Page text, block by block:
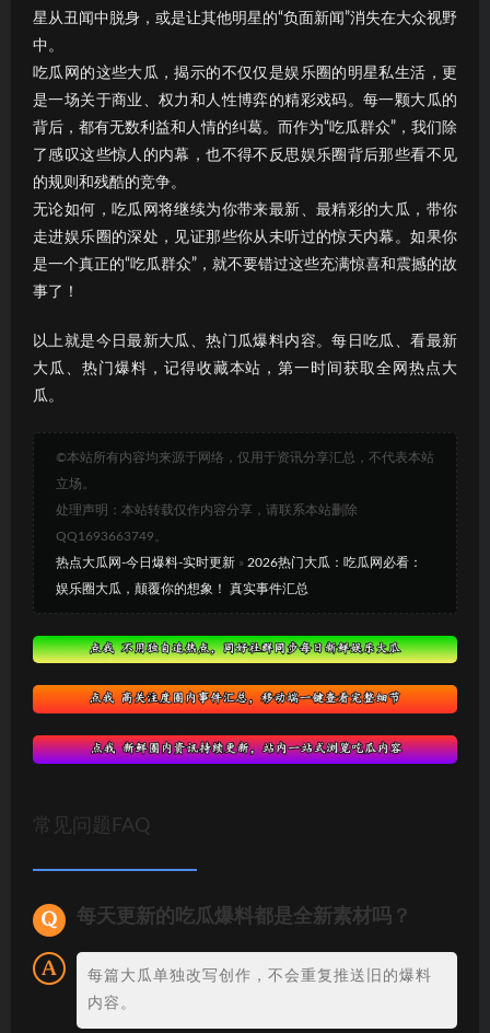
星从丑闻中脱身，或是让其他明星的“负面新闻”消失在大众视野
中。
吃瓜网的这些大瓜，揭示的不仅仅是娱乐圈的明星私生活，更
是一场关于商业、权力和人性博弈的精彩戏码。每一颗大瓜的
背后，都有无数利益和人情的纠葛。而作为“吃瓜群众”，我们除
了感叹这些惊人的内幕，也不得不反思娱乐圈背后那些看不见
的规则和残酷的竞争。
无论如何，吃瓜网将继续为你带来最新、最精彩的大瓜，带你
走进娱乐圈的深处，见证那些你从未听过的惊天内幕。如果你
是一个真正的“吃瓜群众”，就不要错过这些充满惊喜和震撼的故
事了！
以上就是今日最新大瓜、热门瓜爆料内容。每日吃瓜、看最新
大瓜、热门爆料，记得收藏本站，第一时间获取全网热点大
瓜。
©本站所有内容均来源于网络，仅用于资讯分享汇总，不代表本站
立场。
处理声明：本站转载仅作内容分享，请联系本站删除
QQ1693663749。
热点大瓜网-今日爆料-实时更新 » 2026热门大瓜：吃瓜网必看：
娱乐圈大瓜，颠覆你的想象！ 真实事件汇总
常见问题FAQ
每天更新的吃瓜爆料都是全新素材吗？
每篇大瓜单独改写创作，不会重复推送旧的爆料
内容。